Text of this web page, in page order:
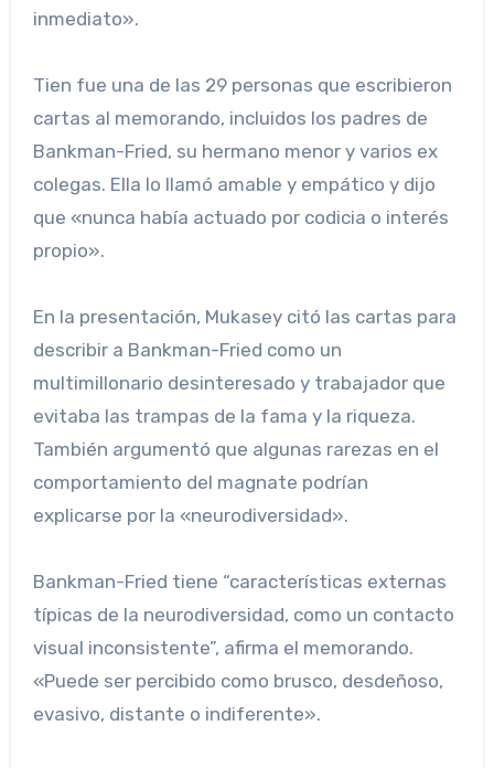
inmediato».
Tien fue una de las 29 personas que escribieron
cartas al memorando, incluidos los padres de
Bankman-Fried, su hermano menor y varios ex
colegas. Ella lo llamó amable y empático y dijo
que «nunca había actuado por codicia o interés
propio».
En la presentación, Mukasey citó las cartas para
describir a Bankman-Fried como un
multimillonario desinteresado y trabajador que
evitaba las trampas de la fama y la riqueza.
También argumentó que algunas rarezas en el
comportamiento del magnate podrían
explicarse por la «neurodiversidad».
Bankman-Fried tiene “características externas
típicas de la neurodiversidad, como un contacto
visual inconsistente”, afirma el memorando.
«Puede ser percibido como brusco, desdeñoso,
evasivo, distante o indiferente».